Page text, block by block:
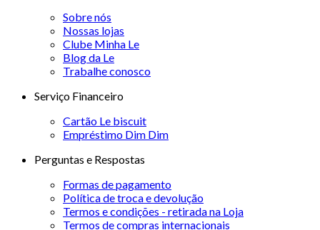
Sobre nós
Nossas lojas
Clube Minha Le
Blog da Le
Trabalhe conosco
Serviço Financeiro
Cartão Le biscuit
Empréstimo Dim Dim
Perguntas e Respostas
Formas de pagamento
Política de troca e devolução
Termos e condições - retirada na Loja
Termos de compras internacionais